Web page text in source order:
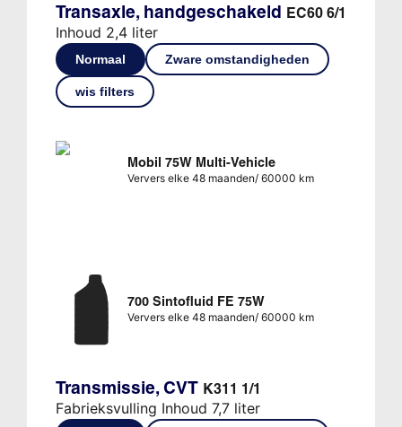
Transaxle, handgeschakeld EC60 6/1
Inhoud 2,4 liter
Normaal Zware omstandigheden
wis filters
Mobil 75W Multi-Vehicle
Ververs elke 48 maanden/ 60000 km
700 Sintofluid FE 75W
Ververs elke 48 maanden/ 60000 km
Transmissie, CVT K311 1/1
Fabrieksvulling Inhoud 7,7 liter